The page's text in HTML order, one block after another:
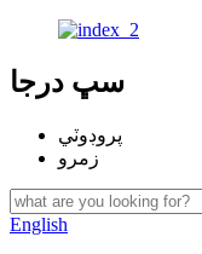
سڀ درجا
پروڊوٽي
زمرو
English